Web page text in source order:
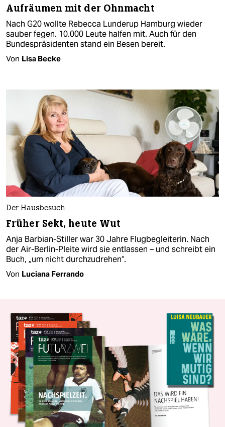
Aufräumen mit der Ohnmacht
Nach G20 wollte Rebecca Lunderup Hamburg wieder
sauber fegen. 10.000 Leute halfen mit. Auch für den
Bundespräsidenten stand ein Besen bereit.
Von Lisa Becke
Der Hausbesuch
Früher Sekt, heute Wut
Anja Barbian-Stiller war 30 Jahre Flugbegleiterin. Nach
der Air-Berlin-Pleite wird sie entlassen – und schreibt ein
Buch, „um nicht durchzudrehen“.
Von Luciana Ferrando